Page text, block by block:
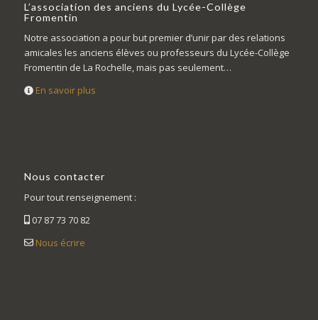
L’association des anciens du Lycée-Collège
Fromentin
Notre association a pour but premier d’unir par des relations
amicales les anciens élèves ou professeurs du Lycée-Collège
Fromentin de La Rochelle, mais pas seulement…
En savoir plus
Nous contacter
Pour tout renseignement :
07 87 73 70 82
Nous écrire